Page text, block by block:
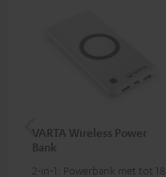
VARTA Wireless Power
Bank
2-in-1: Powerbank met tot 18